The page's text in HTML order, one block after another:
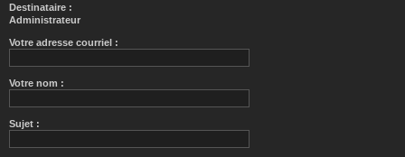
Destinataire :
Administrateur
Votre adresse courriel :
Votre nom :
Sujet :